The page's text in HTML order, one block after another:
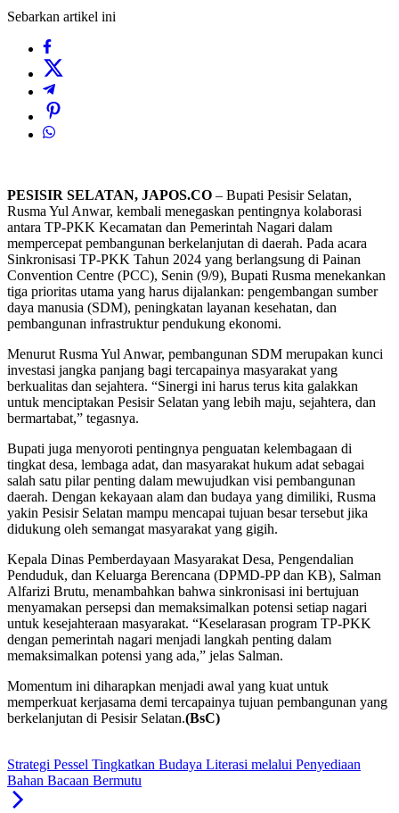
Sebarkan artikel ini
PESISIR SELATAN, JAPOS.CO – Bupati Pesisir Selatan,
Rusma Yul Anwar, kembali menegaskan pentingnya kolaborasi
antara TP-PKK Kecamatan dan Pemerintah Nagari dalam
mempercepat pembangunan berkelanjutan di daerah. Pada acara
Sinkronisasi TP-PKK Tahun 2024 yang berlangsung di Painan
Convention Centre (PCC), Senin (9/9), Bupati Rusma menekankan
tiga prioritas utama yang harus dijalankan: pengembangan sumber
daya manusia (SDM), peningkatan layanan kesehatan, dan
pembangunan infrastruktur pendukung ekonomi.
Menurut Rusma Yul Anwar, pembangunan SDM merupakan kunci
investasi jangka panjang bagi tercapainya masyarakat yang
berkualitas dan sejahtera. “Sinergi ini harus terus kita galakkan
untuk menciptakan Pesisir Selatan yang lebih maju, sejahtera, dan
bermartabat,” tegasnya.
Bupati juga menyoroti pentingnya penguatan kelembagaan di
tingkat desa, lembaga adat, dan masyarakat hukum adat sebagai
salah satu pilar penting dalam mewujudkan visi pembangunan
daerah. Dengan kekayaan alam dan budaya yang dimiliki, Rusma
yakin Pesisir Selatan mampu mencapai tujuan besar tersebut jika
didukung oleh semangat masyarakat yang gigih.
Kepala Dinas Pemberdayaan Masyarakat Desa, Pengendalian
Penduduk, dan Keluarga Berencana (DPMD-PP dan KB), Salman
Alfarizi Brutu, menambahkan bahwa sinkronisasi ini bertujuan
menyamakan persepsi dan memaksimalkan potensi setiap nagari
untuk kesejahteraan masyarakat. “Keselarasan program TP-PKK
dengan pemerintah nagari menjadi langkah penting dalam
memaksimalkan potensi yang ada,” jelas Salman.
Momentum ini diharapkan menjadi awal yang kuat untuk
memperkuat kerjasama demi tercapainya tujuan pembangunan yang
berkelanjutan di Pesisir Selatan.(BsC)
Strategi Pessel Tingkatkan Budaya Literasi melalui Penyediaan
Bahan Bacaan Bermutu